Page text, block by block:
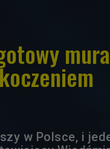
w Polsce, i